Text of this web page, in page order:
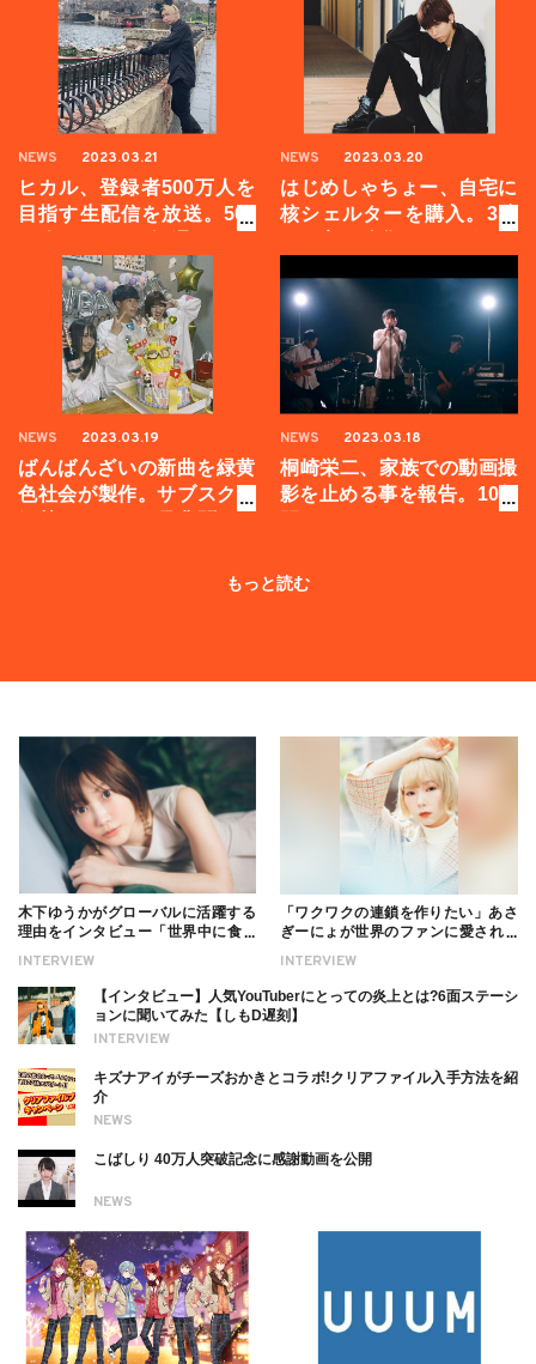
ます。
NEWS 2023.03.21
ヒカル、登録者500万人を
目指す生配信を放送。500
す！よろしくお願いしま
す！！
NEWS 2023.03.20
はじめしゃちょー、自宅に
核シェルターを購入。3億
出来ました。
NEWS 2023.03.19
ばんばんざいの新曲を緑黄
色社会が製作。サブスクも
NEWS 2023.03.18
桐崎栄二、家族での動画撮
影を止める事を報告。10年
ます。
もっと読む
INTERVIEW
木下ゆうかがグローバルに活躍する
理由をインタビュー「世界中に食べ
ついても
INTERVIEW
「ワクワクの連鎖を作りたい」あさ
ぎーにょが世界のファンに愛される
INTERVIEW
【インタビュー】人気YouTuberにとっての炎上とは?6面ステーシ
ョンに聞いてみた【しもD遅刻】
NEWS
キズナアイがチーズおかきとコラボ!クリアファイル入手方法を紹
介
NEWS
こばしり 40万人突破記念に感謝動画を公開